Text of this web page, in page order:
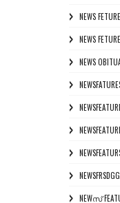
NEWS
NEWS
NEWS
NEWSFRSDGG
NEWസ്